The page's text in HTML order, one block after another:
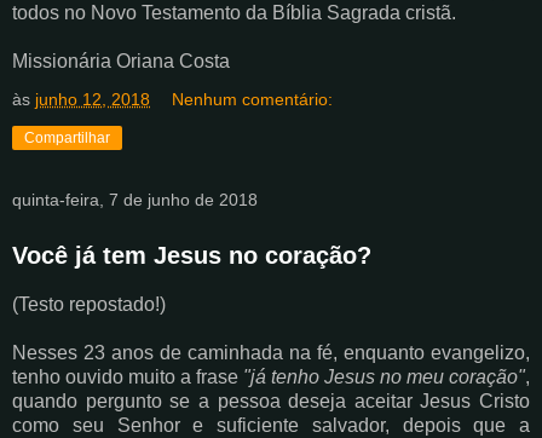
todos no Novo Testamento da Bíblia Sagrada cristã.
Missionária Oriana Costa
às junho 12, 2018 Nenhum comentário:
Compartilhar
quinta-feira, 7 de junho de 2018
Você já tem Jesus no coração?
(Testo repostado!)
Nesses 23 anos de caminhada na fé, enquanto evangelizo,
tenho ouvido muito a frase "já tenho Jesus no meu coração",
quando pergunto se a pessoa deseja aceitar Jesus Cristo
como seu Senhor e suficiente salvador, depois que a